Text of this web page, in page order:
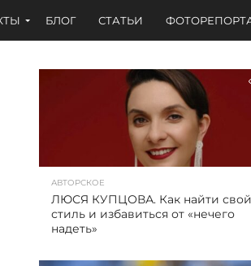
БЛОГ СТАТЬИ
АВТОРСКОЕ
ЛЮСЯ КУПЦОВА. Как найти свой
стиль и избавиться от «нечего
надеть»